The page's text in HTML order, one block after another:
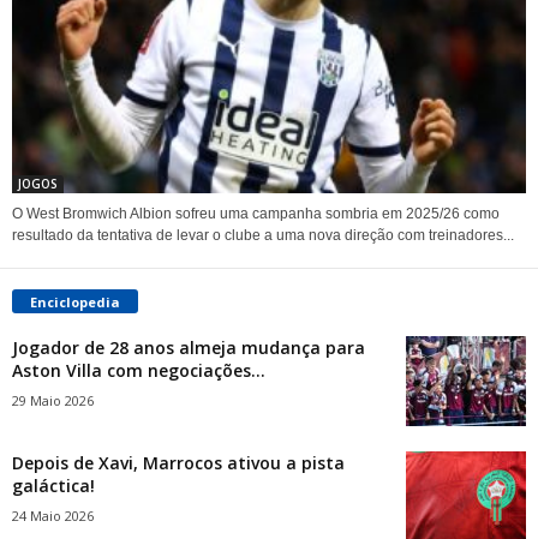
JOGOS
O West Bromwich Albion sofreu uma campanha sombria em 2025/26 como
resultado da tentativa de levar o clube a uma nova direção com treinadores...
Enciclopedia
Jogador de 28 anos almeja mudança para
Aston Villa com negociações...
29 Maio 2026
Depois de Xavi, Marrocos ativou a pista
galáctica!
24 Maio 2026